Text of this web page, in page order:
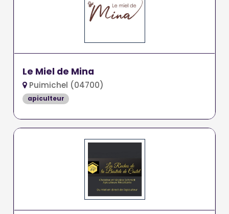
Le Miel de Mina
Puimichel (04700)
apiculteur